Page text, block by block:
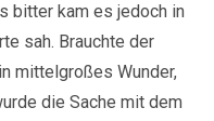
bitter kam es jedoch in
sah. Brauchte der
mittelgroßes Wunder,
die Sache mit dem